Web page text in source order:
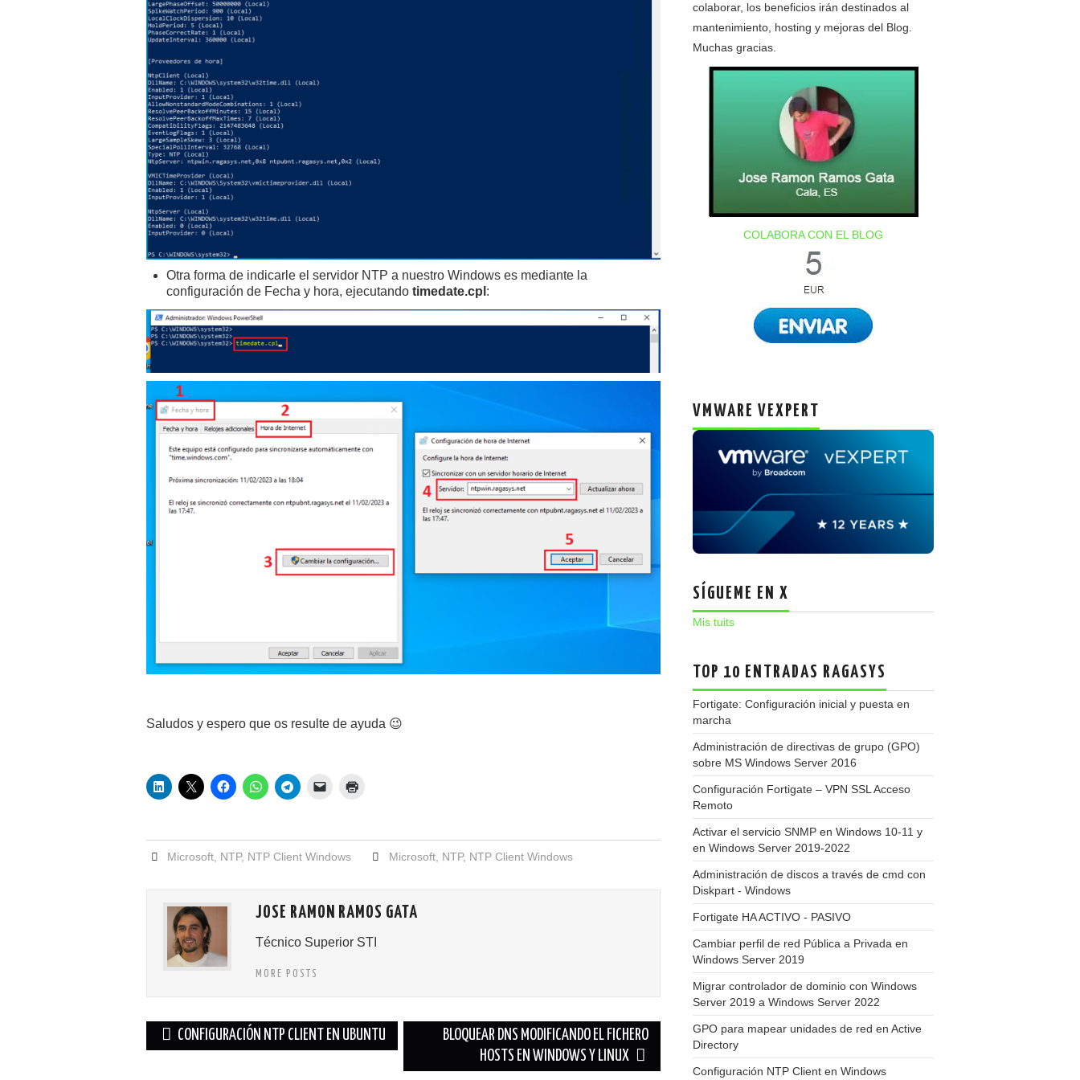
Otra forma de indicarle el servidor NTP a nuestro Windows es mediante la
configuración de Fecha y hora, ejecutando timedate.cpl :
Saludos y espero que os resulte de ayuda 😉
Microsoft NTP, NTP Client Windows Microsoft, NTP, NTP Client Windows
JOSE RAMON RAMOS GATA
Técnico Superior STI
MORE POSTS
Navegación
de
CONFIGURACIÓN NTP CLIENT EN UBUNTU
BLOQUEAR DNS MODIFICANDO EL FICHERO
HOSTS EN WINDOWS Y LINUX
colaborar, los beneficios irán destinados al
mantenimiento, hosting y mejoras del Blog.
Muchas gracias.
COLABORA CON EL BLOG
VMWARE VEXPERT
SÍGUEME EN X
Mis tuits
TOP 10 ENTRADAS RAGASYS
Fortigate: Configuración inicial y puesta en
marcha
Administración de directivas de grupo (GPO)
sobre MS Windows Server 2016
Configuración Fortigate – VPN SSL Acceso
Remoto
Activar el servicio SNMP en Windows 10-11 y
en Windows Server 2019-2022
Administración de discos a través de cmd con
Diskpart - Windows
Fortigate HA ACTIVO - PASIVO
Cambiar perfil de red Pública a Privada en
Windows Server 2019
Migrar controlador de dominio con Windows
Server 2019 a Windows Server 2022
GPO para mapear unidades de red en Active
Directory
Configuración NTP Client en Windows